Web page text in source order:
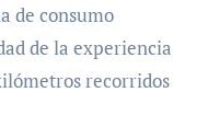
de consumo
de la experiencia
recorridos